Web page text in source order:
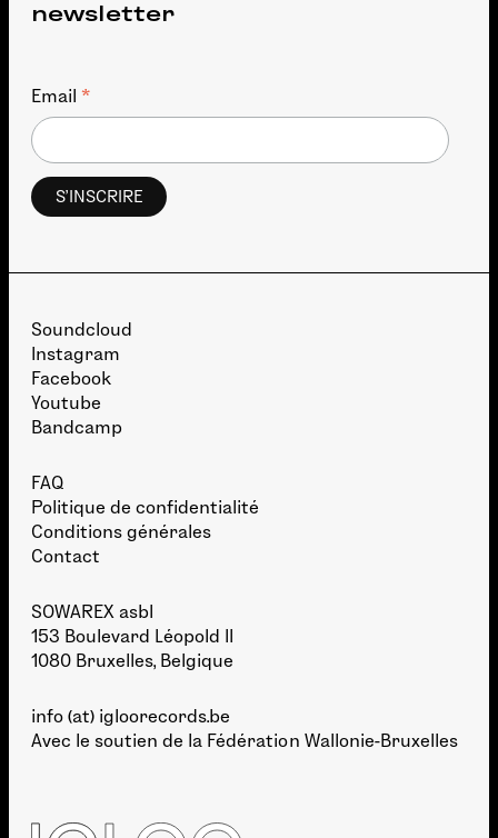
newsletter
Email *
Soundcloud
Instagram
Facebook
Youtube
Bandcamp
FAQ
Politique de confidentialité
Conditions générales
Contact
SOWAREX asbl
153 Boulevard Léopold II
1080 Bruxelles, Belgique
info (at) igloorecords.be
Avec le soutien de la Fédération Wallonie-Bruxelles